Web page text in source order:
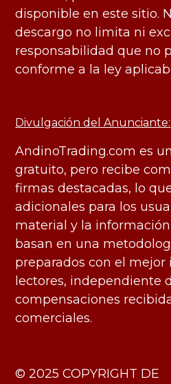
disponible en este sitio.
descargo no limita ni
responsabilidad que no
conforme a la ley
Divulgación del Anunciante:
AndinoTrading.com es
gratuito, pero recibe
firmas destacadas, lo
adicionales para los
material y la información
basan en una
preparados con el mejor
lectores, independiente
compensaciones
comerciales.
​© 2025 COPYRIGHT DE